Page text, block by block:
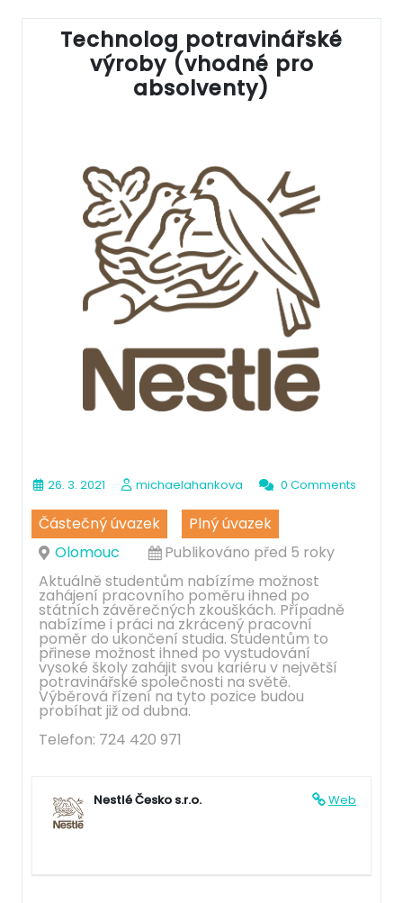
Technolog potravinářské
výroby (vhodné pro
absolventy)
26. 3. 2021 michaelahankova 0 Comments
Částečný úvazek
Plný úvazek
Olomouc
Publikováno před 5 roky
Aktuálně studentům nabízíme možnost
zahájení pracovního poměru ihned po
státních závěrečných zkouškách. Případně
nabízíme i práci na zkrácený pracovní
poměr do ukončení studia. Studentům to
přinese možnost ihned po vystudování
vysoké školy zahájit svou kariéru v největší
potravinářské společnosti na světě.
Výběrová řízení na tyto pozice budou
probíhat již od dubna.
Telefon: 724 420 971
Web
Nestlé Česko s.r.o.